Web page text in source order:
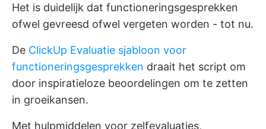
Het is duidelijk dat functioneringsgesprekken
ofwel gevreesd ofwel vergeten worden - tot nu.
De ClickUp Evaluatie sjabloon voor
functioneringsgesprekken draait het script om
door inspiratieloze beoordelingen om te zetten
in groeikansen.
Met hulpmiddelen voor zelfevaluaties,